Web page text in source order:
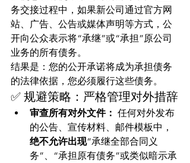
务交接过程中，如果新公司通过官方网
站、广告、公告或媒体声明等方式，公
开向公众表示将“承继”或“承担”原公司
业务的所有债务。
结果是：您的公开承诺将成为承担债务
的法律依据，您必须履行这些债务。
✅ 规避策略：严格管理对外措辞
审查所有对外文件： 任何对外发布
的公告、宣传材料、邮件模板中，
绝不允许出现“承继全部合同义
务”、“承担原有债务”或类似暗示承